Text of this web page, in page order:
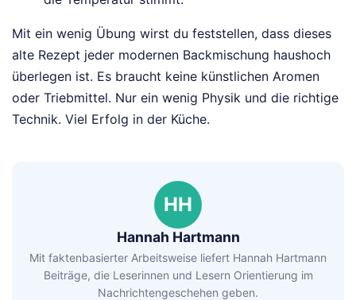
Mit ein wenig Übung wirst du feststellen, dass dieses
alte Rezept jeder modernen Backmischung haushoch
überlegen ist. Es braucht keine künstlichen Aromen
oder Triebmittel. Nur ein wenig Physik und die richtige
Technik. Viel Erfolg in der Küche.
HH
Hannah Hartmann
Mit faktenbasierter Arbeitsweise liefert Hannah Hartmann
Beiträge, die Leserinnen und Lesern Orientierung im
Nachrichtengeschehen geben.